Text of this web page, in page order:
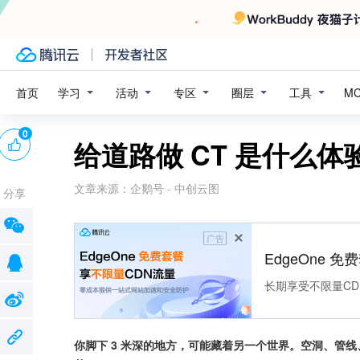
首页 学习 活动 专区 圈层 工具
给道路做 CT 是什么体
文章来源： 企鹅号 - 中创云图
广告
EdgeOne 免
长期享受不限量
你脚下 3 米深的地方，可能藏着另一个世界。空洞、
0
分享